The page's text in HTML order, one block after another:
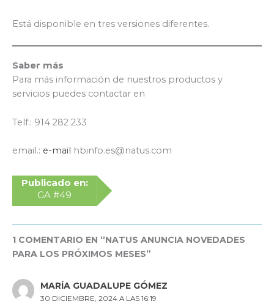
Está disponible en tres versiones diferentes.
Saber más
Para más información de nuestros productos y
servicios puedes contactar en
Telf.: 914 282 233
email.: e-mail hbinfo.es@natus.com
Publicado en:
GA #49
1 COMENTARIO EN “NATUS ANUNCIA NOVEDADES
PARA LOS PRÓXIMOS MESES”
MARÍA GUADALUPE GÓMEZ
30 DICIEMBRE, 2024 A LAS 16:19